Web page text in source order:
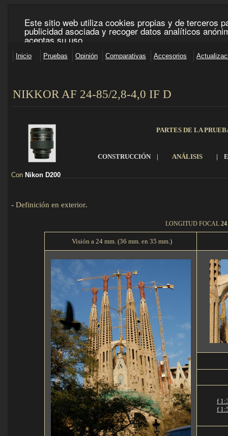
NIKKOR AF 24-85/2,8-4,0 IF D
PARTES DE LA
CONSTRUCCIÓN | ANÁLISIS |
Con Nikon D200
- Definición en exterior.
LONGITUD FOCAL 24
Visión a 24 mm. (36 mm. en 35 mm.)
f
f